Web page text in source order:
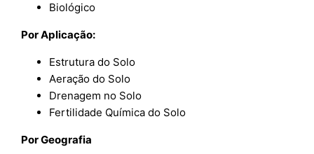
Biológico
Por Aplicação:
Estrutura do Solo
Aeração do Solo
Drenagem no Solo
Fertilidade Química do Solo
PorGeografia